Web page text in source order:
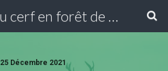
Vénerie du cerf en forêt de Compiègne
25 Décembre 2021